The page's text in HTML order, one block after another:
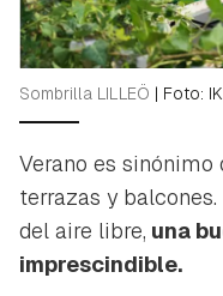
Sombrilla LILLEÖ | Foto:
Verano es
terrazas y
del aire libre, una
imprescindible.